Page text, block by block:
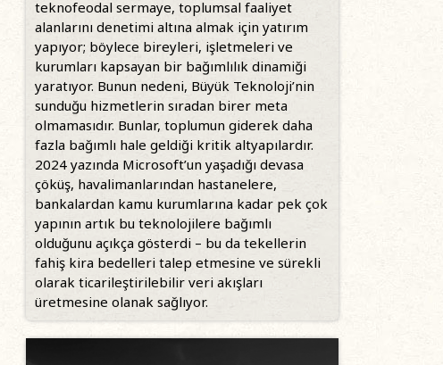
teknofeodal sermaye, toplumsal faaliyet
alanlarını denetimi altına almak için yatırım
yapıyor; böylece bireyleri, işletmeleri ve
kurumları kapsayan bir bağımlılık dinamiği
yaratıyor. Bunun nedeni, Büyük Teknoloji’nin
sunduğu hizmetlerin sıradan birer meta
olmamasıdır. Bunlar, toplumun giderek daha
fazla bağımlı hale geldiği kritik altyapılardır.
2024 yazında Microsoft’un yaşadığı devasa
çöküş, havalimanlarından hastanelere,
bankalardan kamu kurumlarına kadar pek çok
yapının artık bu teknolojilere bağımlı
olduğunu açıkça gösterdi – bu da tekellerin
fahiş kira bedelleri talep etmesine ve sürekli
olarak ticarileştirilebilir veri akışları
üretmesine olanak sağlıyor.